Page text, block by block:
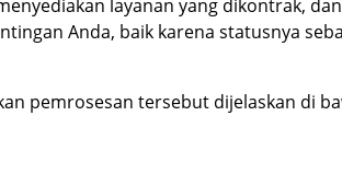
layanan yang dikontrak,
Anda, baik karena statusnya
pemrosesan tersebut dijelaskan di